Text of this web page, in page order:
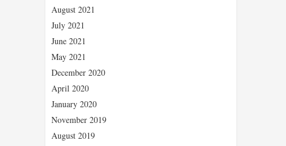
August 2021
July 2021
June 2021
May 2021
December 2020
April 2020
January 2020
November 2019
August 2019